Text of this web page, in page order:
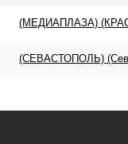
(МЕДИАПЛАЗА)
(СЕВАСТОПОЛЬ)